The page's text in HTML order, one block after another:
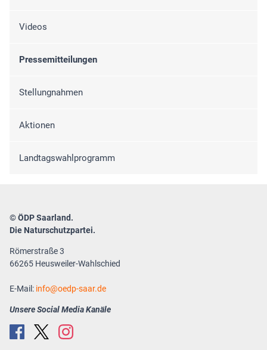
Videos
Pressemitteilungen
Stellungnahmen
Aktionen
Landtagswahlprogramm
© ÖDP Saarland.
Die Naturschutzpartei.
Römerstraße 3
66265 Heusweiler-Wahlschied
E-Mail: info oedp-saar.de
Unsere Social Media Kanäle